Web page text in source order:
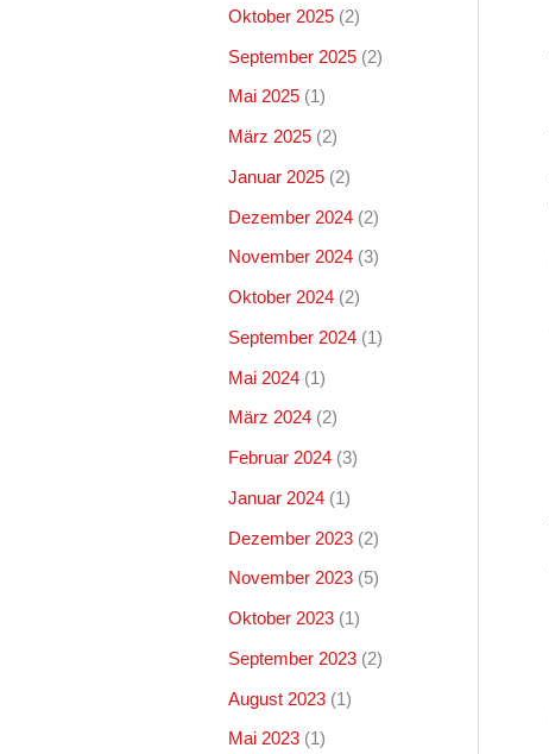
Oktober 2025 (2)
September 2025 (2)
Mai 2025 (1)
März 2025 (2)
Januar 2025 (2)
Dezember 2024 (2)
November 2024 (3)
Oktober 2024 (2)
September 2024 (1)
Mai 2024 (1)
März 2024 (2)
Februar 2024 (3)
Januar 2024 (1)
Dezember 2023 (2)
November 2023 (5)
Oktober 2023 (1)
September 2023 (2)
August 2023 (1)
Mai 2023 (1)